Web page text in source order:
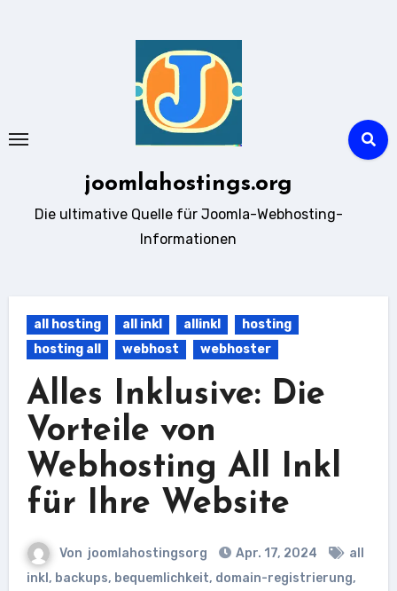
joomlahostings.org
Die ultimative Quelle für Joomla-Webhosting-
Informationen
all hosting all inkl allinkl
hosting
hosting all
webhost webhoster
Alles Inklusive: Die
Vorteile von
Webhosting All Inkl
für Ihre Website
Von joomlahostingsorg Apr. 17, 2024
all
inkl , backups, bequemlichkeit, domain-registrierung,